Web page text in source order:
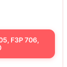
F3P 706,